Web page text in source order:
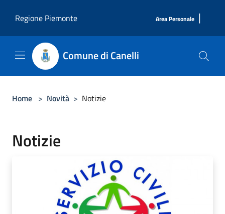
Regione Piemonte
Area Personale |
Comune di Canelli
Home > Novità > Notizie
Notizie